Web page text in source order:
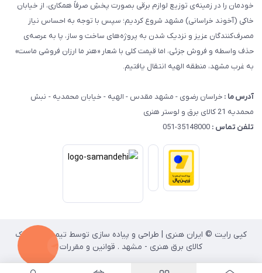
خودمان را در زمینه‌ی توزیع لوازم برقی بصورت پخشِ صرفاً همکاری، از خیابان
خاکی (آخوند خراسانی) مشهد شروع کردیم؛ سپس با توجه به احساس نیاز
مصرف‌کنندگان عزیز و نزدیک شدن به پروژه‌های ساخت و ساز، پا به عرصه‌ی
حذف واسطه و فروش جزئی، اما قیمت کلی با شعار «هنر ما ارزان فروشی ماست»
به غرب مشهد، منطقه الهیه انتقال یافتیم.
آدرس ما : خراسان رضوی - مشهد مقدس - الهیه - خیابان محمدیه - نبش
محمدیه 21 کالای برق و لوستر هنری
تلفن تماس :
کپی رایت © ایران هنری | طراحی و پیاده سازی توسط تیم انفورماتیک
کالای برق هنری - مشهد . قوانین و مقررات